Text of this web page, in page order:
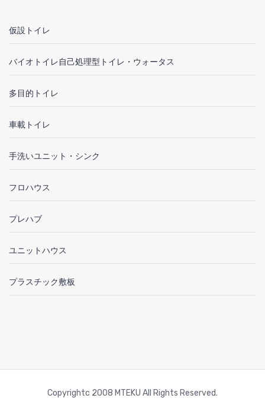
仮設トイレ
バイオトイレ自己処理型トイレ・ウォータス
多目的トイレ
車載トイレ
手洗いユニット・シンク
フロハウス
プレハブ
ユニットハウス
プラスチック敷板
Copyrightc 2008 MTEKU All Rights Reserved.